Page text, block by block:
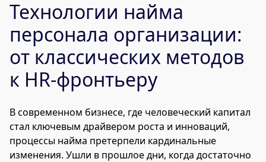
Технологии найма
персонала организации:
от классических методов
к HR-фронтьеру
В современном бизнесе, где человеческий капитал
стал ключевым драйвером роста и инноваций,
процессы найма претерпели кардинальные
изменения. Ушли в прошлое дни, когда достаточно